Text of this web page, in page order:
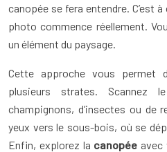
canopée se fera entendre. C’est
photo commence réellement.
un élément du paysage.
Cette approche vous permet
plusieurs strates.
champignons, d’insectes ou de
yeux vers le sous-bois, où se
Enfin, explorez la canopée avec